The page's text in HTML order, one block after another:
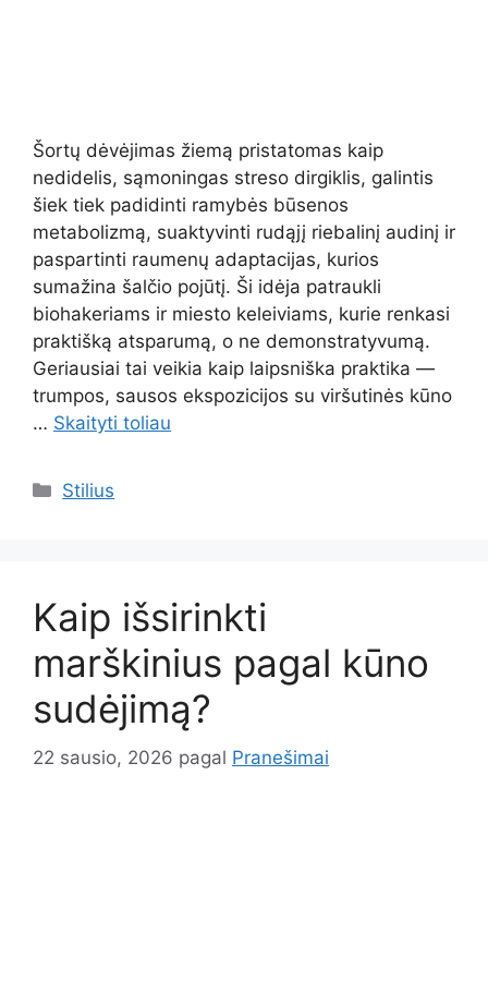
Šortų dėvėjimas žiemą pristatomas kaip
nedidelis, sąmoningas streso dirgiklis, galintis
šiek tiek padidinti ramybės būsenos
metabolizmą, suaktyvinti rudąjį riebalinį audinį ir
paspartinti raumenų adaptacijas, kurios
sumažina šalčio pojūtį. Ši idėja patraukli
biohakeriams ir miesto keleiviams, kurie renkasi
praktišką atsparumą, o ne demonstratyvumą.
Geriausiai tai veikia kaip laipsniška praktika —
trumpos, sausos ekspozicijos su viršutinės kūno
… Skaityti toliau
Kategorijos
Stilius
Kaip išsirinkti
marškinius pagal kūno
sudėjimą?
22 sausio, 2026 pagal Pranešimai